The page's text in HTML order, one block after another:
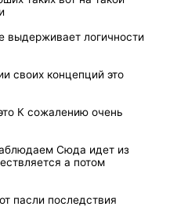
выдерживает логичности
своих концепций это
К сожалению очень
Сюда идет из
а потом
пасли последствия